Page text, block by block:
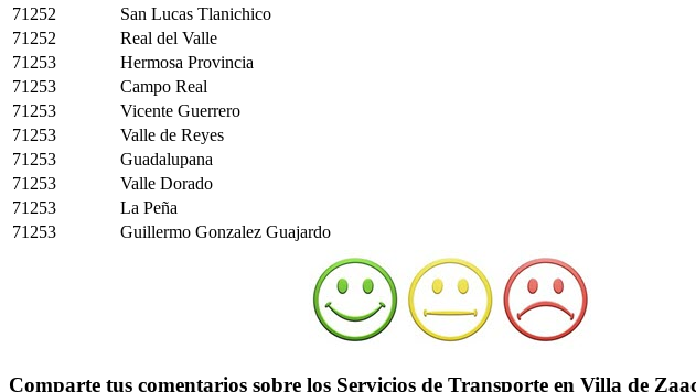
71252
San Lucas Tlanichico
71252
Real del Valle
71253
Hermosa Provincia
71253
Campo Real
71253
Vicente Guerrero
71253
Valle de Reyes
71253
Guadalupana
71253
Valle Dorado
71253
La Peña
71253
Guillermo Gonzalez Guajardo
Comparte tus comentarios sobre los Servicios de Transporte en Villa de